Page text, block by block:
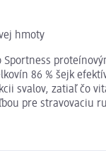
hmoty
86 % šejk
svalov, zatiaľ čo
pre stravovaciu